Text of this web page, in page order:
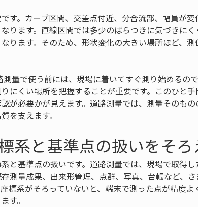
す。カーブ区間、交差点付近、分合流部、幅員が
ります。直線区間では多少のばらつきに気づきに
ります。そのため、形状変化の大きい場所ほど、
量で使う前には、現場に着いてすぐ測り始めるの
にくい場所を把握することが重要です。このひと
が必要かが見えます。道路測量では、測量そのも
を支えます。
系と基準点の扱いをそろ
と基準点の扱いです。道路測量では、現場で取得
測量成果、出来形管理、点群、写真、台帳など、
標系がそろっていないと、端末で測った点が精度
す。